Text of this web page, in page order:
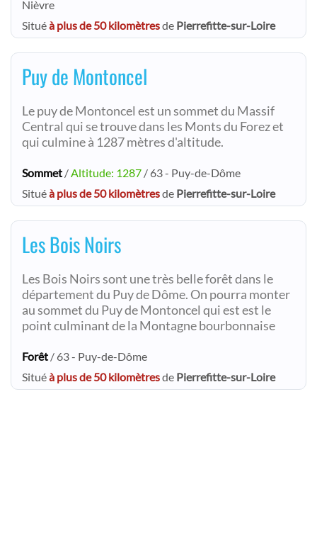
Nièvre
Situéà plus de 50 kilomètresde Pierrefitte-sur-Loire
Puy de Montoncel
Le puy de Montoncel est un sommet du Massif
Central qui se trouve dans les Monts du Forez et
qui culmine à 1287 mètres d'altitude.
Sommet /Altitude: 1287 / 63 - Puy-de-Dôme
Situéà plus de 50 kilomètresde Pierrefitte-sur-Loire
Les Bois Noirs
Les Bois Noirs sont une très belle forêt dans le
département du Puy de Dôme. On pourra monter
au sommet du Puy de Montoncel qui est est le
point culminant de la Montagne bourbonnaise
Forêt / 63 - Puy-de-Dôme
Situéà plus de 50 kilomètresde Pierrefitte-sur-Loire